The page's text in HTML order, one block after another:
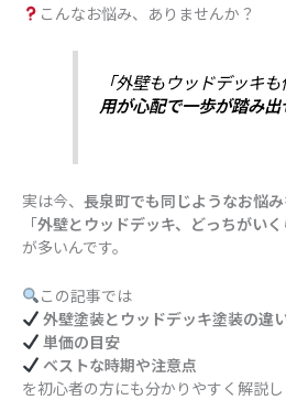
こんなお悩み、ありませんか？
「外壁もウッドデッキも
用が心配で一歩が踏み
実は今、 長泉町でも同じようなお悩み
「外壁とウッドデッキ、どっちがい
が多いんです。
この記事では
外壁塗装とウッドデッキ塗装の違
単価の目安
ベストな時期や注意点
を初心者の方にも分かりやすく解説し